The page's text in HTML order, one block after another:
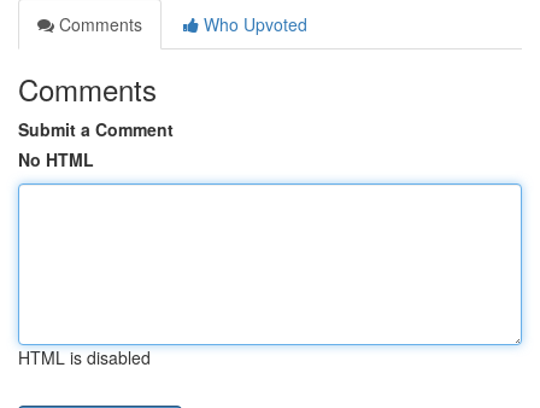
Comments
Who Upvoted
Comments
Submit a Comment
No HTML
HTML is disabled